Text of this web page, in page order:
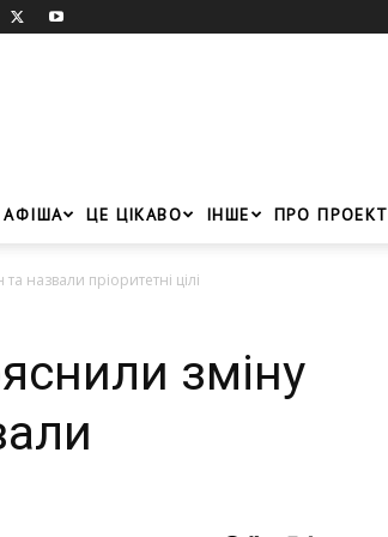
АФІША ЦЕ ЦІКАВО ІНШЕ ПРО ПРОЕКТ
назвали пріоритетні цілі
зміну